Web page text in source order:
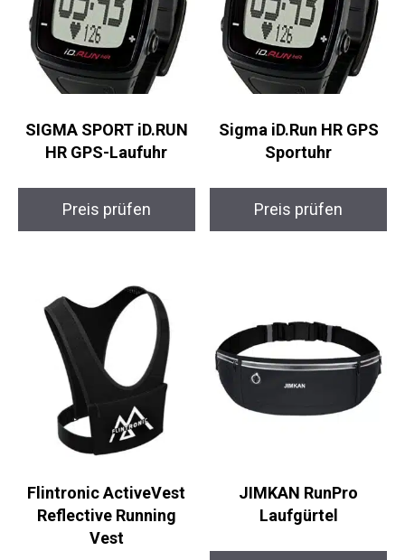
SIGMA SPORT iD.RUN
HR GPS-Laufuhr
Preis prüfen
Sigma iD.Run HR GPS
Sportuhr
Preis prüfen
Flintronic ActiveVest
Reflective Running
Vest
JIMKAN RunPro
Laufgürtel